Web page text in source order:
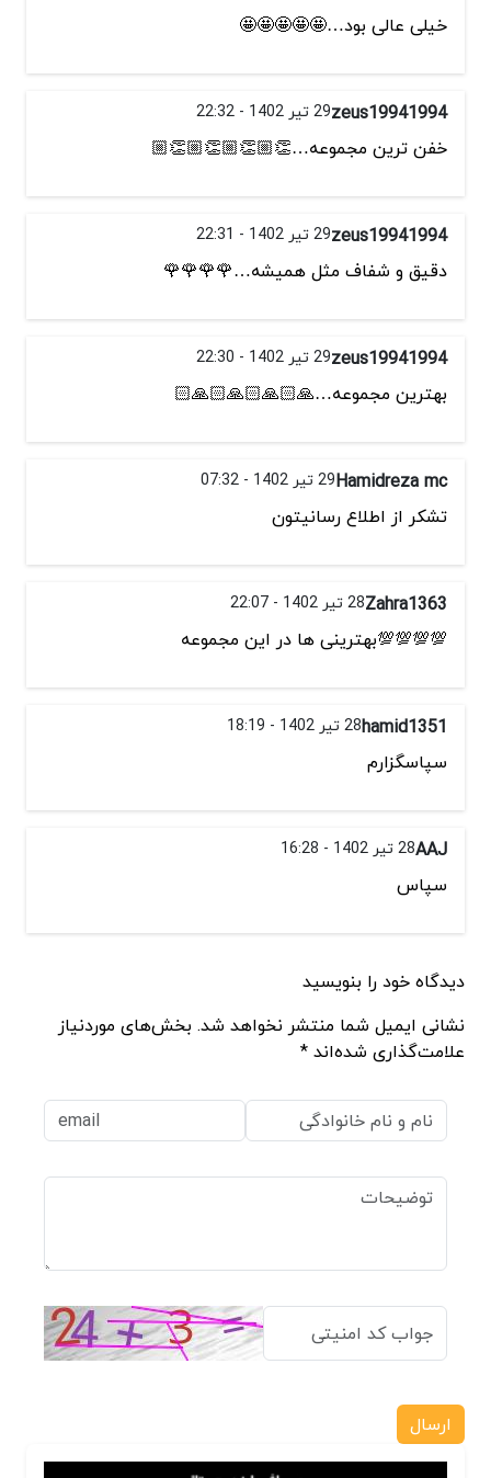
خیلی عالی بود…🤩🤩🤩🤩🤩
zeus1994199429 تیر 1402 - 22:32
خفن ترین مجموعه…👏🏼👏🏼👏🏼👏🏼
zeus1994199429 تیر 1402 - 22:31
دقیق و شفاف مثل همیشه…🌹🌹🌹🌹
zeus1994199429 تیر 1402 - 22:30
بهترین مجموعه…🙏🏻🙏🏻🙏🏻🙏🏻
Hamidreza mc29 تیر 1402 - 07:32
تشكر از اطلاع رسانيتون
Zahra136328 تیر 1402 - 22:07
💯💯💯💯بهترینی ها در این مجموعه
hamid135128 تیر 1402 - 18:19
سپاسگزارم
AAJ28 تیر 1402 - 16:28
سپاس
دیدگاه خود را بنویسید
نشانی ایمیل شما منتشر نخواهد شد. بخش‌های موردنیاز
علامت‌گذاری شده‌اند *
ارسال